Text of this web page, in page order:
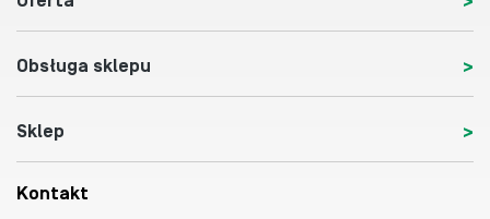
Obsługa sklepu
Sklep
Kontakt